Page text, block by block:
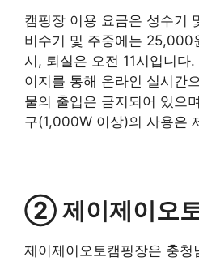
캠핑장 이용 요금은 성수기
비수기 및 주중에는 25,000
시, 퇴실은 오전 11시입니다
이지를 통해 온라인 실시간
물의 출입은 금지되어 있으
구(1,000W 이상)의 사용은
② 제이제이오
제이제이오토캠핑장은 충청